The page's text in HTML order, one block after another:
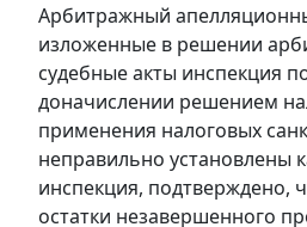
Арбитражный
изложенные в решении
судебные акты инспекция
доначислении решением
применения налоговых
неправильно установлены
инспекция, подтверждено,
остатки незавершенного